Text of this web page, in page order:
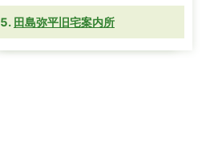
田島弥平旧宅案内所